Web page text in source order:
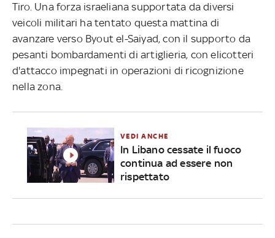
Tiro. Una forza israeliana supportata da diversi
veicoli militari ha tentato questa mattina di
avanzare verso Byout el-Saiyad, con il supporto da
pesanti bombardamenti di artiglieria, con elicotteri
d'attacco impegnati in operazioni di ricognizione
nella zona.
VEDI ANCHE
In Libano cessate il fuoco
continua ad essere non
rispettato